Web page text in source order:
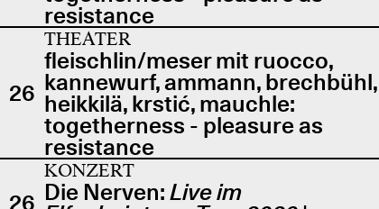
resistance
26
THEATER
fleischlin/meser mit ruocco,
kannewurf, ammann, brechbühl,
heikkilä, krstić, mauchle:
togetherness - pleasure as
resistance
26
KONZERT
Die Nerven:Live im